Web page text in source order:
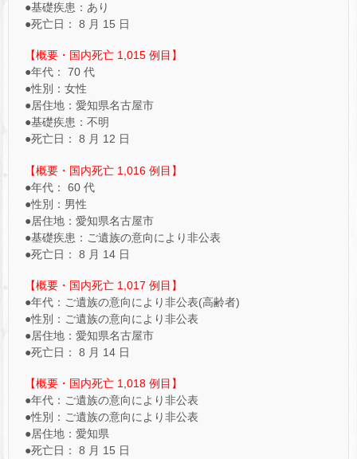
●基礎疾患：あり
●死亡日： 8 月 15 日
【概要・国内死亡 1,015 例目】
●年代： 70 代
●性別：女性
●居住地：愛知県名古屋市
●基礎疾患：不明
●死亡日： 8 月 12 日
【概要・国内死亡 1,016 例目】
●年代： 60 代
●性別：男性
●居住地：愛知県名古屋市
●基礎疾患：ご遺族の意向により非公表
●死亡日： 8 月 14 日
【概要・国内死亡 1,017 例目】
●年代：ご遺族の意向により非公表(高齢者)
●性別：ご遺族の意向により非公表
●居住地：愛知県名古屋市
●死亡日： 8 月 14 日
【概要・国内死亡 1,018 例目】
●年代：ご遺族の意向により非公表
●性別：ご遺族の意向により非公表
●居住地：愛知県
●死亡日： 8 月 15 日